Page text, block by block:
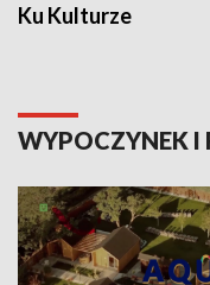
Ku Kulturze
WYPOCZYNEK I